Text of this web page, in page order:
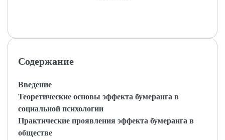
Содержание
Введение
Теоретические основы эффекта бумеранга в
социальной психологии
Практические проявления эффекта бумеранга в
обществе